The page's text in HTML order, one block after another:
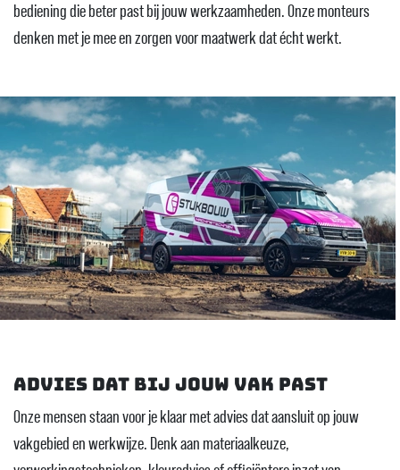
bediening die beter past bij jouw werkzaamheden. Onze monteurs
denken met je mee en zorgen voor maatwerk dat écht werkt.
Advies dat bij jouw vak past
Onze mensen staan voor je klaar met advies dat aansluit op jouw
vakgebied en werkwijze. Denk aan materiaalkeuze,